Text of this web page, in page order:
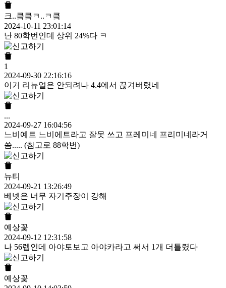
크..킄킄ㅋ..ㅋ킄
2024-10-11 23:01:14
난 80학번인데 상위 24%다 ㅋ
1
2024-09-30 22:16:16
이거 리뉴얼은 안되려나 4.4에서 끊겨버렸네
...
2024-09-27 16:04:56
느비예트 느비에트라고 잘못 쓰고 프레미네 프리미네라거
씀..... (참고로 88학번)
뉴티
2024-09-21 13:26:49
베넷은 너무 자기주장이 강해
예상꽃
2024-09-12 12:31:58
나 56렙인데 아야토보고 아야카라고 써서 1개 더틀렸다
예상꽃